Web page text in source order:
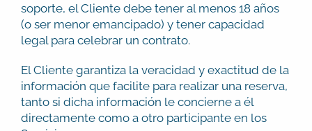
soporte, el Cliente debe tener al menos 18 años
(o ser menor emancipado) y tener capacidad
legal para celebrar un contrato.
El Cliente garantiza la veracidad y exactitud de la
información que facilite para realizar una reserva,
tanto si dicha información le concierne a él
directamente como a otro participante en los